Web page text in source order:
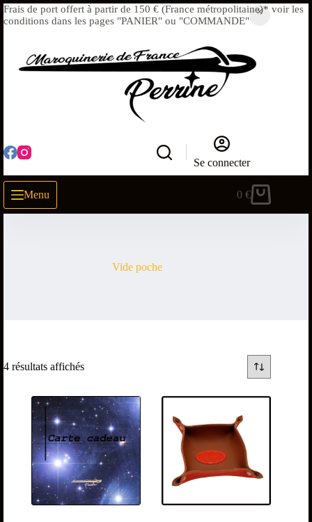
Frais de port offert à partir de 150 € (France métropolitaine)* voir les
conditions dans les pages "PANIER" ou "COMMANDE"
Se connecter
Menu 0€
Vide poche
4 résultats affichés